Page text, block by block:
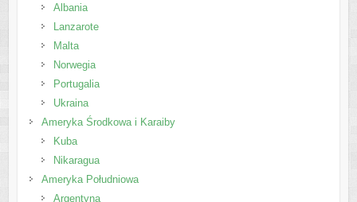
Albania
Lanzarote
Malta
Norwegia
Portugalia
Ukraina
Ameryka Środkowa i Karaiby
Kuba
Nikaragua
Ameryka Południowa
Argentyna